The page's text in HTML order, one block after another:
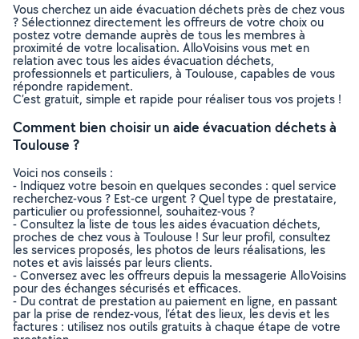
Vous cherchez un aide évacuation déchets près de chez vous
? Sélectionnez directement les offreurs de votre choix ou
postez votre demande auprès de tous les membres à
proximité de votre localisation. AlloVoisins vous met en
relation avec tous les aides évacuation déchets,
professionnels et particuliers, à Toulouse, capables de vous
répondre rapidement.
C’est gratuit, simple et rapide pour réaliser tous vos projets !
Comment bien choisir un aide évacuation déchets à
Toulouse ?
Voici nos conseils :
- Indiquez votre besoin en quelques secondes : quel service
recherchez-vous ? Est-ce urgent ? Quel type de prestataire,
particulier ou professionnel, souhaitez-vous ?
- Consultez la liste de tous les aides évacuation déchets,
proches de chez vous à Toulouse ! Sur leur profil, consultez
les services proposés, les photos de leurs réalisations, les
notes et avis laissés par leurs clients.
- Conversez avec les offreurs depuis la messagerie AlloVoisins
pour des échanges sécurisés et efficaces.
- Du contrat de prestation au paiement en ligne, en passant
par la prise de rendez-vous, l’état des lieux, les devis et les
factures : utilisez nos outils gratuits à chaque étape de votre